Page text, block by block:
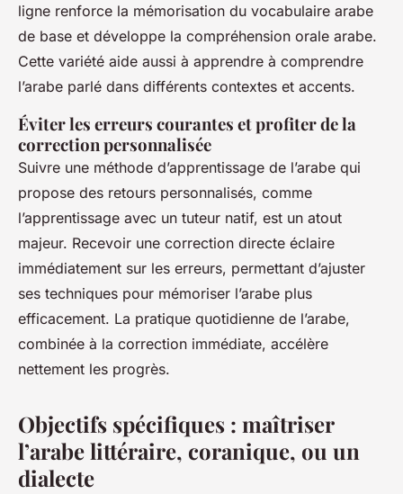
ligne renforce la mémorisation du vocabulaire arabe
de base et développe la compréhension orale arabe.
Cette variété aide aussi à apprendre à comprendre
l’arabe parlé dans différents contextes et accents.
Éviter les erreurs courantes et profiter de la
correction personnalisée
Suivre une méthode d’apprentissage de l’arabe qui
propose des retours personnalisés, comme
l’apprentissage avec un tuteur natif, est un atout
majeur. Recevoir une correction directe éclaire
immédiatement sur les erreurs, permettant d’ajuster
ses techniques pour mémoriser l’arabe plus
efficacement. La pratique quotidienne de l’arabe,
combinée à la correction immédiate, accélère
nettement les progrès.
Objectifs spécifiques : maîtriser
l’arabe littéraire, coranique, ou un
dialecte